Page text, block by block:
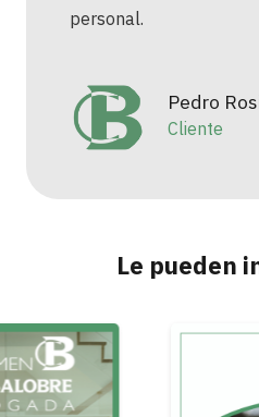
personal.
Pedro
Cliente
Le pueden